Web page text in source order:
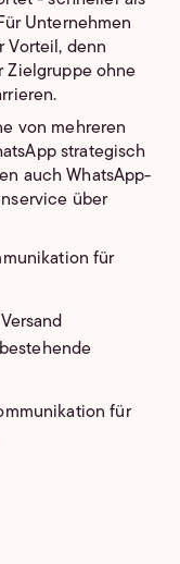
Unternehmen
denn
Zielgruppe ohne
von mehreren
strategisch
auch WhatsApp-
über
für
für